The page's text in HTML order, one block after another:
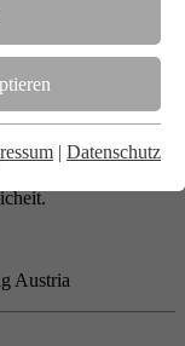
| Datenschutz
Austria